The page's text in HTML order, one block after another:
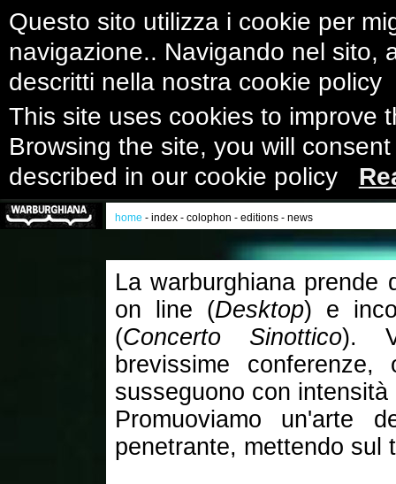
Questo sito utilizza i cookie per
navigazione.. Navigando nel sito,
descritti nella nostra cookie
This site uses cookies to improve
Browsing the site, you will
described in our cookie policy
home - index - colophon - editions - news
La warburghiana
on line (Desktop) e
(Concerto Sinottico).
brevissime
susseguono con
Promuoviamo un'arte
penetrante, mettendo sul